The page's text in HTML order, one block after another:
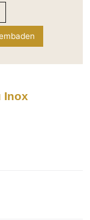
Inox